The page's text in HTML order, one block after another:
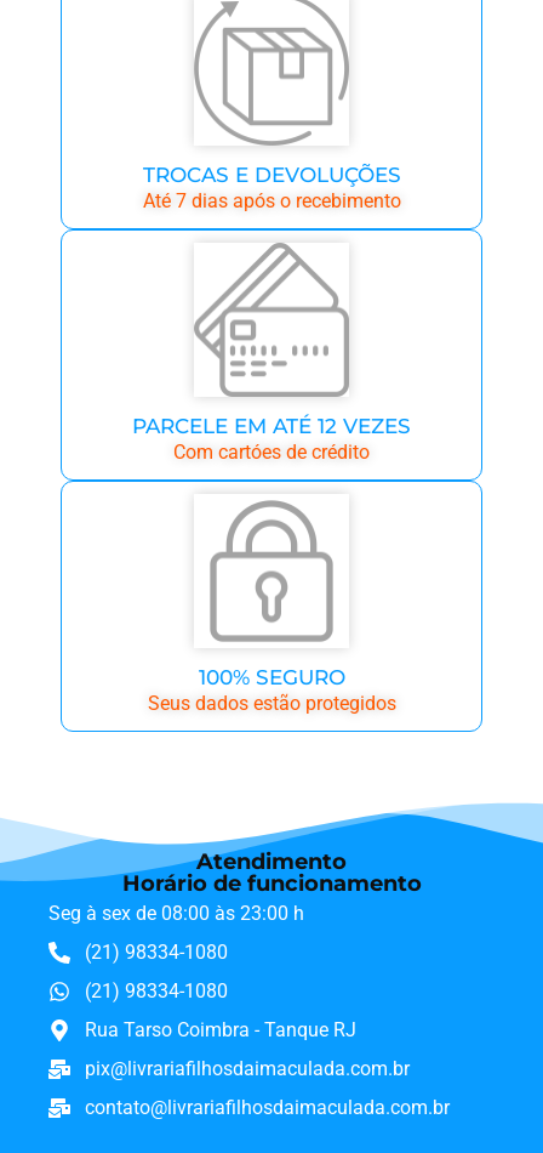
TROCAS E DEVOLUÇÕES
Até 7 dias após o recebimento
PARCELE EM ATÉ 12 VEZES
Com cartóes de crédito
100% SEGURO
Seus dados estão protegidos
Atendimento
Horário de funcionamento
Seg à sex de 08:00 às 23:00 h
(21) 98334-1080
(21) 98334-1080
Rua Tarso Coimbra - Tanque RJ
pix@livrariafilhosdaimaculada.com.br
contato@livrariafilhosdaimaculada.com.br